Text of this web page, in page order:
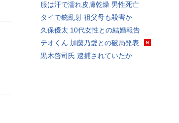
服は汗で濡れ皮膚乾燥 男性死亡
タイで銃乱射 祖父母も殺害か
久保優太 10代女性との結婚報告
テオくん 加藤乃愛との破局発表
黒木啓司氏 逮捕されていたか